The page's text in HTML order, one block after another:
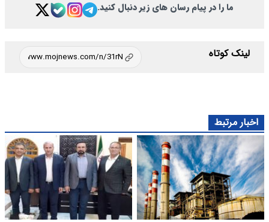
ما را در پیام رسان های زیر دنبال کنید.
لینک کوتاه
اخبار مرتبط